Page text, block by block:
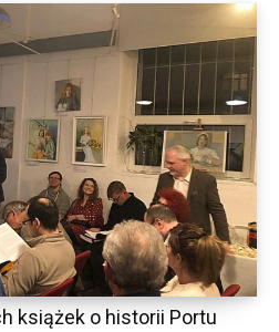
książek o historii Portu